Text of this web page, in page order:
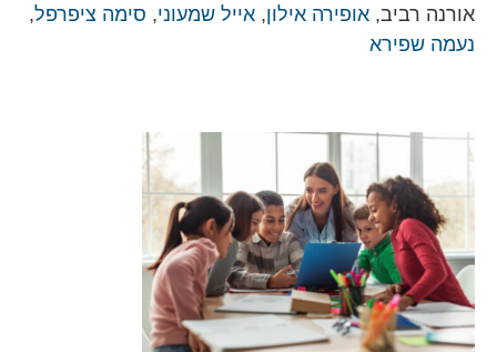
אורנה רביב, אופירה אילון, אייל שמעוני, סימה ציפרפל,
נעמה שפירא